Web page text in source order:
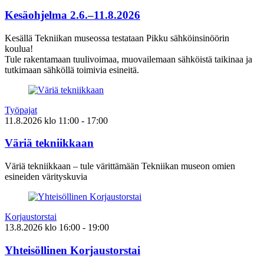
Kesäohjelma 2.6.–11.8.2026
Kesällä Tekniikan museossa testataan Pikku sähköinsinöörin
koulua!
Tule rakentamaan tuulivoimaa, muovailemaan sähköistä taikinaa ja
tutkimaan sähköllä toimivia esineitä.
Työpajat
11.8.2026 klo 11:00 - 17:00
Väriä tekniikkaan
Väriä tekniikkaan – tule värittämään Tekniikan museon omien
esineiden värityskuvia
Korjaustorstai
13.8.2026 klo 16:00 - 19:00
Yhteisöllinen Korjaustorstai